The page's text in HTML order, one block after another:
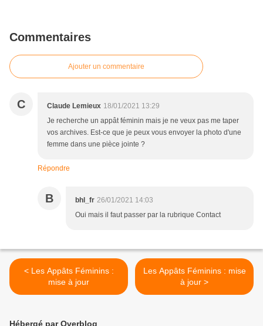
Commentaires
Ajouter un commentaire
C Claude Lemieux 18/01/2021 13:29
Je recherche un appât féminin mais je ne veux pas me taper
vos archives. Est-ce que je peux vous envoyer la photo d'une
femme dans une pièce jointe ?
Répondre
B bhl_fr 26/01/2021 14:03
Oui mais il faut passer par la rubrique Contact
< Les Appâts Féminins :
mise à jour
Les Appâts Féminins : mise
à jour >
Hébergé par Overblog